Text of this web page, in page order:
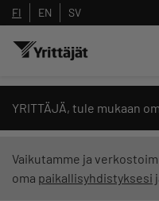
FI EN SV
YRITTÄJÄ, tule mukaan
Vaikutamme ja
oma paikallisyhdistyksesi
Hae sivustolta tai
Yrittäjien